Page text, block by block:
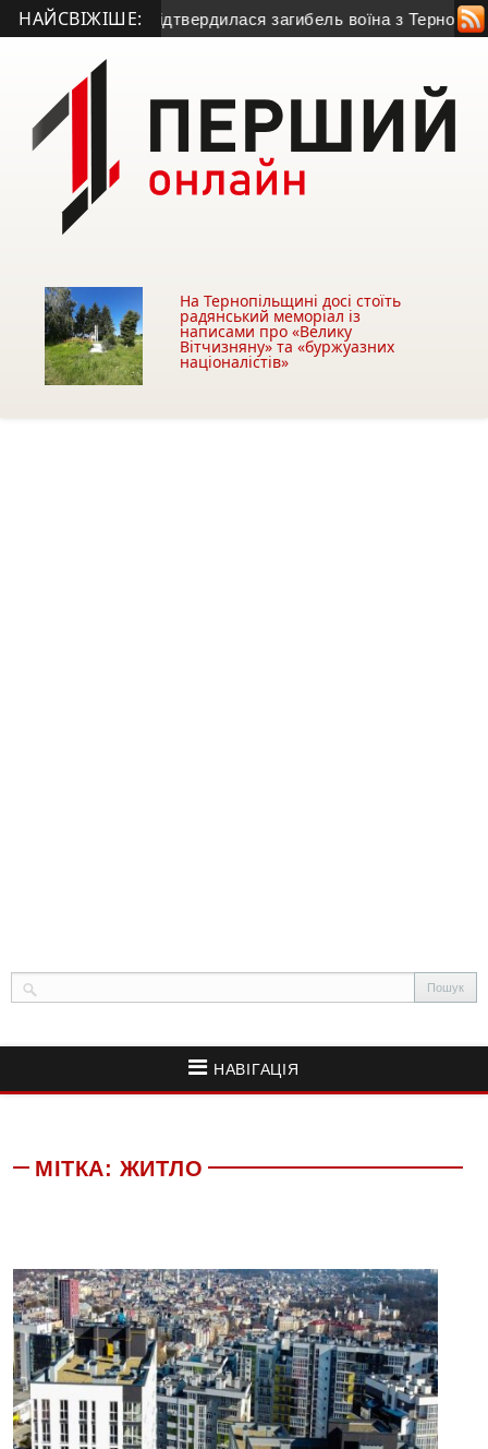
НАЙСВІЖІШЕ:підтвердилася загибель воїна з Тернопільщини •
На Тернопільщині досі стоїть
радянський меморіал із
написами про «Велику
Вітчизняну» та «буржуазних
націоналістів»
НАВІГАЦІЯ
МІТКА: ЖИТЛО